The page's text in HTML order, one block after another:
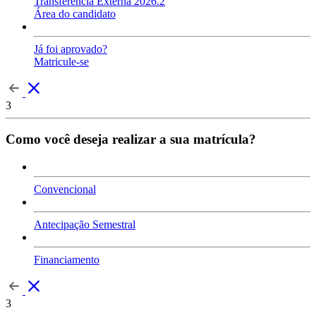
Área do candidato
Já foi aprovado?
Matricule-se
3
Como você deseja realizar a sua matrícula?
Convencional
Antecipação Semestral
Financiamento
3